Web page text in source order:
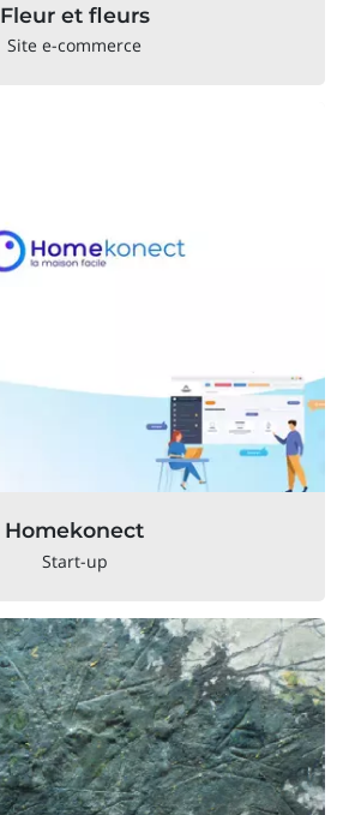
Fleur et fleurs
Site e-commerce
Homekonect
Start-up